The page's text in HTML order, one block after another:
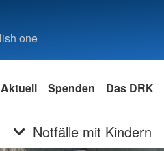
one
Aktuell Spenden Das DRK
Notfälle mit Kindern